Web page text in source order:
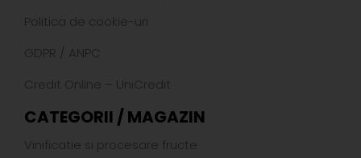
Politica de cookie-uri
GDPR / ANPC
Credit Online – UniCredit
CATEGORII / MAGAZIN
Vinificatie si procesare fructe